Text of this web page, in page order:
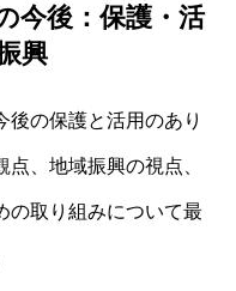
今後：保護・活
興
後の保護と活用のあり
、地域振興の視点、
の取り組みについて最